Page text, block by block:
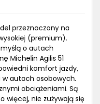
przeznaczony na
(premium).
myślą o autach
Michelin Agilis 51
komfort jazdy,
autach osobowych.
obciążeniami. Są
więcej, nie zużywają się